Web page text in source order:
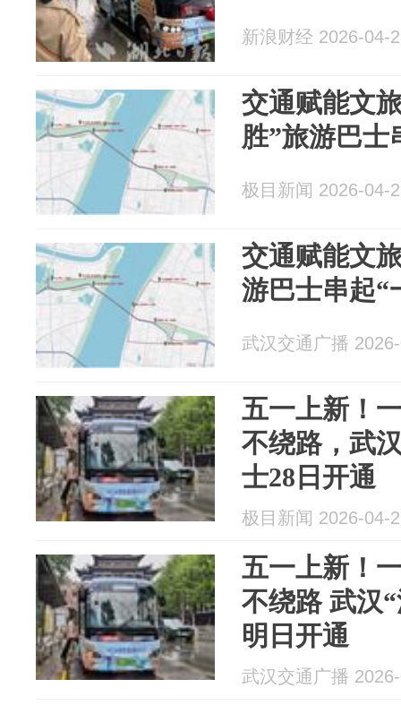
新浪财经 2026-04-
交通赋能文
胜”旅游巴士
极目新闻 2026-04-
交通赋能文
游巴士串起“
武汉交通广播
五一上新！
不绕路，武
士28日开通
极目新闻 2026-04-
五一上新！
不绕路 武汉
明日开通
武汉交通广播